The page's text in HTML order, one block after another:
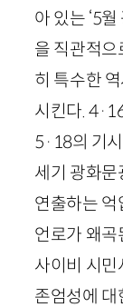
아 있는 ‘5월
을 직관적으
히 특수한
시킨다.4·
5 · 18의 기
세기 광화문
연출하는 억
언로가 왜곡
사이비 시민
존엄성에 대